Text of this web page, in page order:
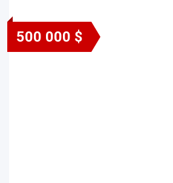
500 000 $